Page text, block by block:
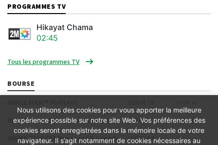
PROGRAMMES TV
Hikayat Chama
02:45
Tous les programmes TV
BOURSE
INDICE FTSE CSE Morocco 15 Index 17263.03 1.32
INDICE FTSE CSE Morocco All-Liquid 15678.94 1.3
Nous utilisons des cookies pour vous apporter la meilleure
expérience possible sur notre site Web. Vos préférences des
cookies seront enregistrées dans la mémoire locale de votre
navigateur. Il s’agit notamment de cookies nécessaires au